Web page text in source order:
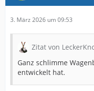
3. März 2026 um 09:53
Zitat von
Ganz schlimme
entwickelt hat.